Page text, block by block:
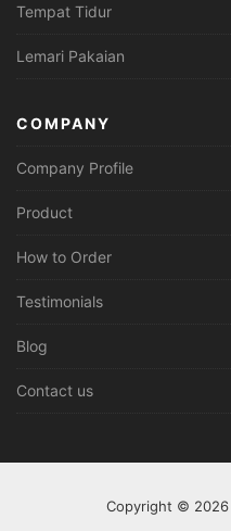
Tempat Tidur
Lemari Pakaian
COMPANY
Company Profile
Product
How to Order
Testimonials
Blog
Contact us
Copyright © 2026